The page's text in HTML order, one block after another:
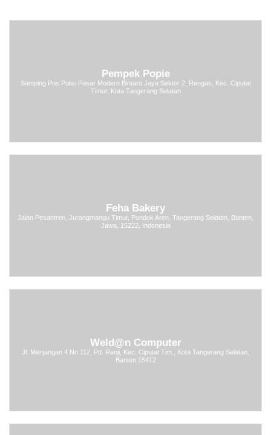
Pempek Popie
Samping Pos Polisi Pasar Modern Bintaro Jaya Sektor 2, Rengas, Kec. Ciputat
Timur, Kota Tangerang Selatan
Feha Bakery
Jalan Pesantren, Jurangmangu Timur, Pondok Aren, Tangerang Selatan, Banten,
Jawa, 15222, Indonesia
Weld@n Computer
Jl. Menjangan 4 No.112, Pd. Ranji, Kec. Ciputat Tim., Kota Tangerang Selatan,
Banten 15412